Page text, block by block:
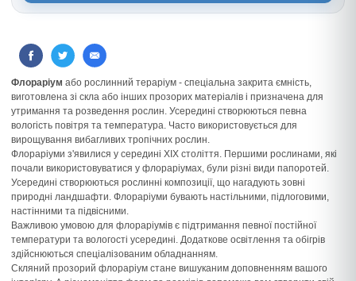
Флораріум або рослинний тераріум - спеціальна закрита ємність,
виготовлена зі скла або інших прозорих матеріалів і призначена для
утримання та розведення рослин. Усередині створюються певна
вологість повітря та температура. Часто використовується для
вирощування вибагливих тропічних рослин.
Флораріуми з'явилися у середині ХІХ століття. Першими рослинами, які
почали використовуватися у флораріумах, були різні види папоротей.
Усередині створюються рослинні композиції, що нагадують зовні
природні ландшафти. Флораріуми бувають настільними, підлоговими,
настінними та підвісними.
Важливою умовою для флораріумів є підтримання певної постійної
температури та вологості усередині. Додаткове освітлення та обігрів
здійснюються спеціалізованим обладнанням.
Скляний прозорий флораріум стане вишуканим доповненням вашого